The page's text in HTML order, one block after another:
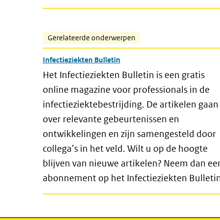
Gerelateerde onderwerpen
Infectieziekten Bulletin
Het Infectieziekten Bulletin is een gratis
online magazine voor professionals in de
infectieziektebestrijding. De artikelen gaan
over relevante gebeurtenissen en
ontwikkelingen en zijn samengesteld door
collega’s in het veld. Wilt u op de hoogte
blijven van nieuwe artikelen? Neem dan
abonnement op het Infectieziekten